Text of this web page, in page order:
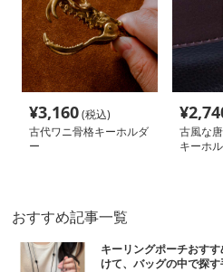
¥3,160(税込)
古代ワニ骨格キーホルダ
ー
¥
古風な
キーホ
おすすめ記事一覧
キーリングポーチおす
けて、バッグの中で探